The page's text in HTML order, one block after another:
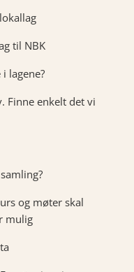
til NBK
lagene?
Finne enkelt det vi
og møter skal
mulig